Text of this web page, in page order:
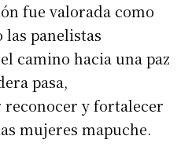
fue valorada como
panelistas
camino hacia una paz
pasa,
y fortalecer
mujeres mapuche.